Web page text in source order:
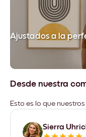
Ajustados a la
Desde nuestra
Esto es lo que
Sierra